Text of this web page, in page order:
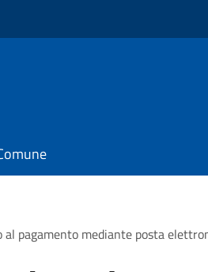
pagamento mediante posta